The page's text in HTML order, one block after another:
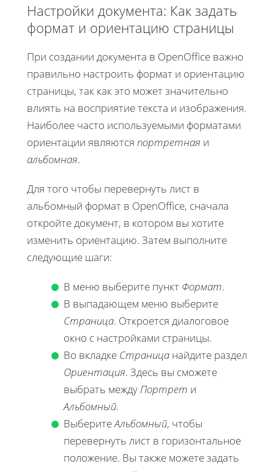
Настройки документа: Как задать
формат и ориентацию страницы
При создании документа в OpenOffice важно
правильно настроить формат и ориентацию
страницы, так как это может значительно
влиять на восприятие текста и изображения.
Наиболее часто используемыми форматами
ориентации являются портретная и
альбомная.
Для того чтобы перевернуть лист в
альбомный формат в OpenOffice, сначала
откройте документ, в котором вы хотите
изменить ориентацию. Затем выполните
следующие шаги:
В меню выберите пункт Формат.
В выпадающем меню выберите
Страница. Откроется диалоговое
окно с настройками страницы.
Во вкладке Страница найдите раздел
Ориентация. Здесь вы сможете
выбрать между Портрет и
Альбомный.
ВыберитеАльбомный, чтобы
перевернуть лист в горизонтальное
положение. Вы также можете задать